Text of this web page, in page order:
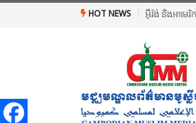
HOT NEWS អ៊ីរ៉ង់ និងអាមេ